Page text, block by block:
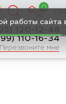
работы сайта
0
120-12-48
110-16-34
Перезвоните мне